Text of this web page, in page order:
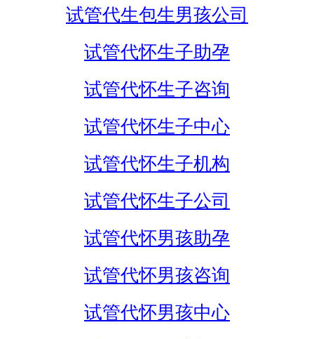
试管代生包生男孩公司
试管代怀生子助孕
试管代怀生子咨询
试管代怀生子中心
试管代怀生子机构
试管代怀生子公司
试管代怀男孩助孕
试管代怀男孩咨询
试管代怀男孩中心